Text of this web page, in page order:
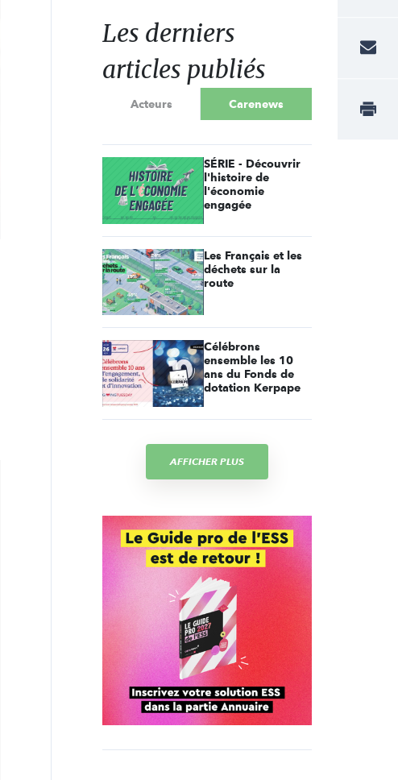
Les derniers
articles publiés
Acteurs Carenews
SÉRIE - Découvrir
l'histoire de
l'économie
engagée
Les Français et les
déchets sur la
route
Célébrons
ensemble les 10
ans du Fonds de
dotation Kerpape
AFFICHER PLUS